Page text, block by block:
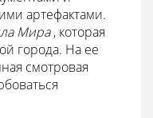
артефактами.
Мира, которая
города. На ее
смотровая